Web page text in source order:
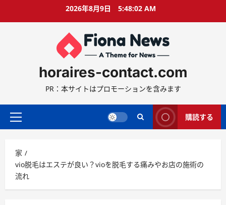
2026年8月9日 5:48:03 AM
horaires-contact.com
PR：本サイトはプロモーションを含みます
プ
マ
リ
ー
メ
購読する
家
vio脱毛はエステが良い？vioを脱毛する痛みやお店の施術の
流れ